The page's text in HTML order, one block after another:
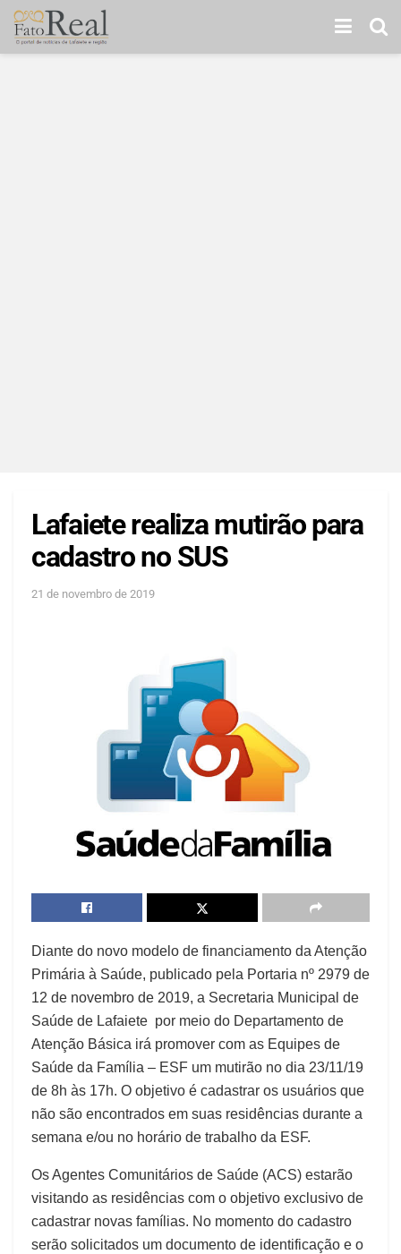
Lafaiete realiza mutirão para
cadastro no SUS
21 de novembro de 2019
Diante do novo modelo de financiamento da Atenção
Primária à Saúde, publicado pela Portaria nº 2979 de
12 de novembro de 2019, a Secretaria Municipal de
Saúde de Lafaiete por meio do Departamento de
Atenção Básica irá promover com as Equipes de
Saúde da Família – ESF um mutirão no dia 23/11/19
de 8h às 17h. O objetivo é cadastrar os usuários que
não são encontrados em suas residências durante a
semana e/ou no horário de trabalho da ESF.
Os Agentes Comunitários de Saúde (ACS) estarão
visitando as residências com o objetivo exclusivo de
cadastrar novas famílias. No momento do cadastro
serão solicitados um documento de identificação e o